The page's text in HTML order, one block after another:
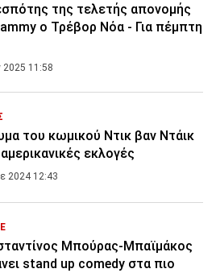
της τελετής απονομής
ο Τρέβορ Νόα - Για πέμπτη
2025 11:58
του κωμικού Ντικ βαν Ντάικ
αμερικανικές εκλογές
2024 12:43
Μπούρας-Μπαϊμάκος
stand up comedy στα πιο